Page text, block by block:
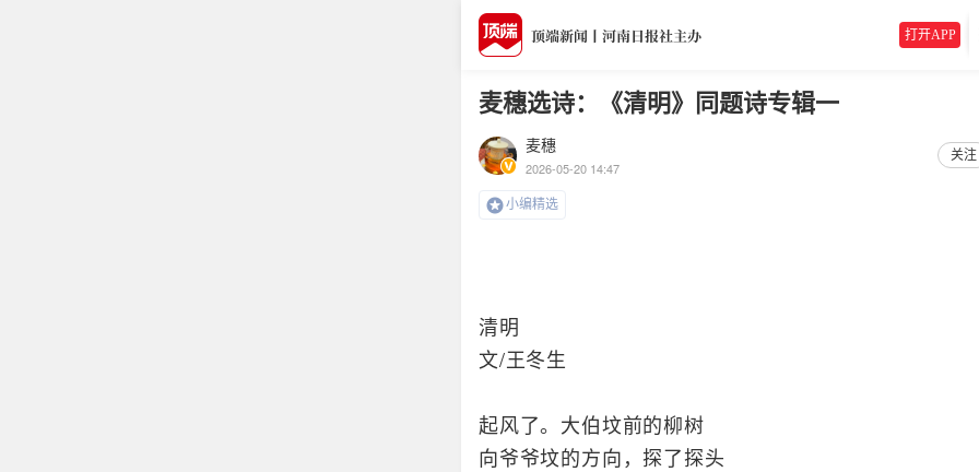
打开APP
麦穗选诗：《清明》同题诗专辑一
麦穗
2026-05-20 14:47
关注
小编精选
清明
文/王冬生
起风了。大伯坟前的柳树
向爷爷坟的方向，探了探头